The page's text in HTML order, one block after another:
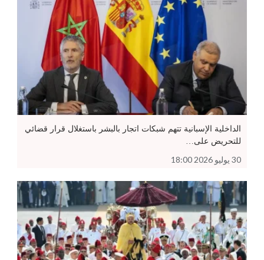
الداخلية الإسبانية تتهم شبكات اتجار بالبشر باستغلال قرار قضائي
للتحريض على…
30 يوليو 2026 18:00